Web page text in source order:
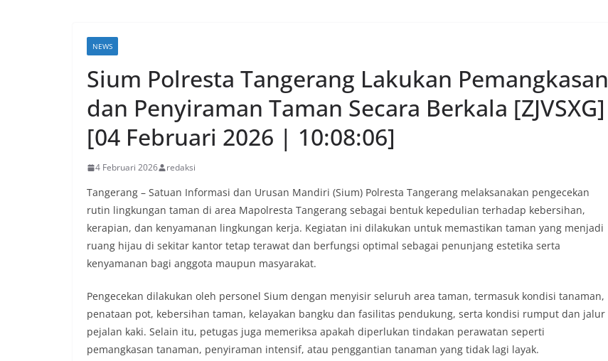
NEWS
Sium Polresta Tangerang Lakukan Pemangkasan
dan Penyiraman Taman Secara Berkala [ZJVSXG]
[04 Februari 2026 | 10:08:06]
4 Februari 2026 redaksi
Tangerang – Satuan Informasi dan Urusan Mandiri (Sium) Polresta Tangerang melaksanakan pengecekan
rutin lingkungan taman di area Mapolresta Tangerang sebagai bentuk kepedulian terhadap kebersihan,
kerapian, dan kenyamanan lingkungan kerja. Kegiatan ini dilakukan untuk memastikan taman yang menjadi
ruang hijau di sekitar kantor tetap terawat dan berfungsi optimal sebagai penunjang estetika serta
kenyamanan bagi anggota maupun masyarakat.
Pengecekan dilakukan oleh personel Sium dengan menyisir seluruh area taman, termasuk kondisi tanaman,
penataan pot, kebersihan taman, kelayakan bangku dan fasilitas pendukung, serta kondisi rumput dan jalur
pejalan kaki. Selain itu, petugas juga memeriksa apakah diperlukan tindakan perawatan seperti
pemangkasan tanaman, penyiraman intensif, atau penggantian tanaman yang tidak lagi layak.